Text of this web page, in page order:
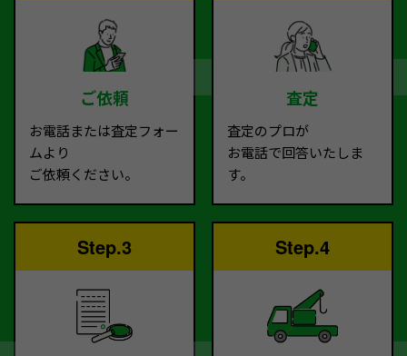
ご依頼
お電話または査定フォー
ムより
ご依頼ください。
査定
査定のプロが
お電話で回答いたしま
す。
Step.3 Step.4